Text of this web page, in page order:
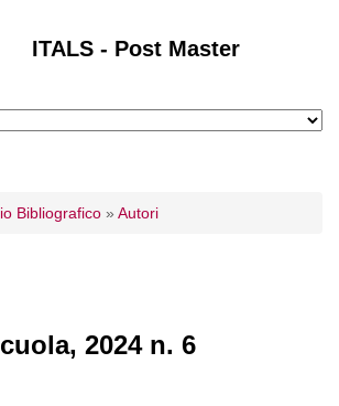
ITALS - Post Master
Bibliografico » Autori
2024 n. 6